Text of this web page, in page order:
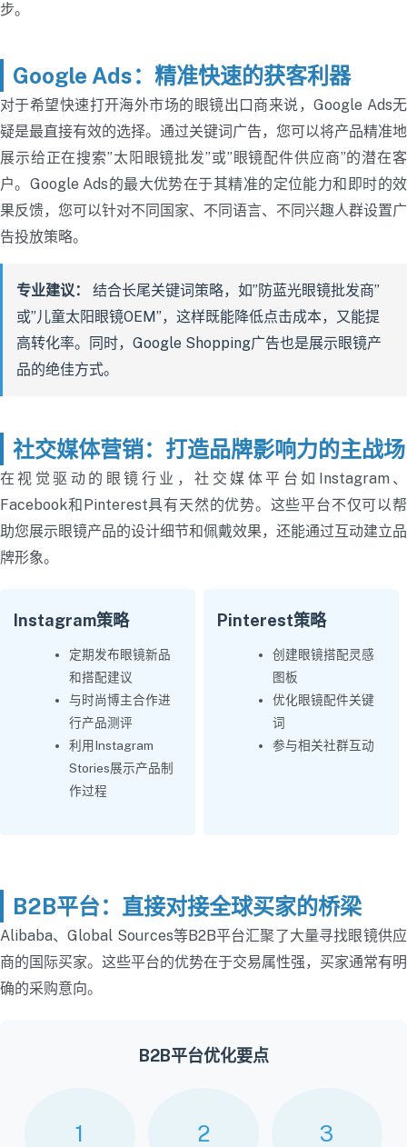
步。
Google Ads：精准快速的获客利器
对于希望快速打开海外市场的眼镜出口商来说，Google Ads无
疑是最直接有效的选择。通过关键词广告，您可以将产品精准地
展示给正在搜索”太阳眼镜批发”或”眼镜配件供应商”的潜在客
户。Google Ads的最大优势在于其精准的定位能力和即时的效
果反馈，您可以针对不同国家、不同语言、不同兴趣人群设置广
告投放策略。
专业建议：
结合长尾关键词策略，如”防蓝光眼镜批发商”
或”儿童太阳眼镜OEM”，这样既能降低点击成本，又能提
高转化率。同时，Google Shopping广告也是展示眼镜产
品的绝佳方式。
社交媒体营销：打造品牌影响力的主战场
在视觉驱动的眼镜行业，社交媒体平台如Instagram、
Facebook和Pinterest具有天然的优势。这些平台不仅可以帮
助您展示眼镜产品的设计细节和佩戴效果，还能通过互动建立品
牌形象。
Instagram策略
定期发布眼镜新品
和搭配建议
与时尚博主合作进
行产品测评
利用Instagram
Stories展示产品制
作过程
Pinterest策略
创建眼镜搭配灵感
图板
优化眼镜配件关键
词
参与相关社群互动
B2B平台：直接对接全球买家的桥梁
Alibaba、Global Sources等B2B平台汇聚了大量寻找眼镜供应
商的国际买家。这些平台的优势在于交易属性强，买家通常有明
确的采购意向。
B2B平台优化要点
1 2 3